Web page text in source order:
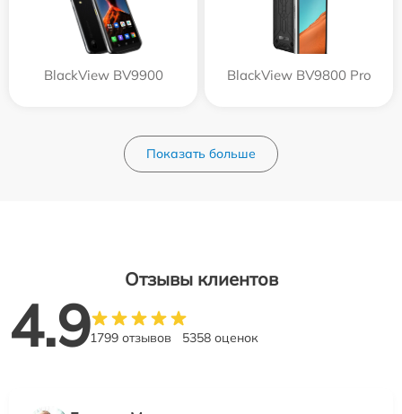
BlackView BV9900 BlackView BV9800 Pro
Показать больше
Отзывы клиентов
4.91799 отзывов 5358 оценок